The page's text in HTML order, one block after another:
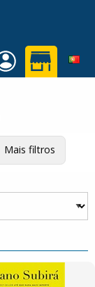
Mais filtros